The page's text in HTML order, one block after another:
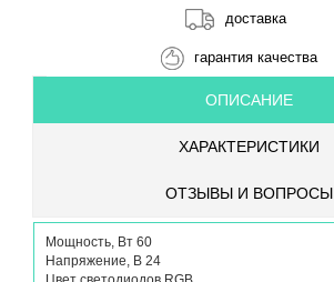
доставка
гарантия качества
ОПИСАНИЕ
ХАРАКТЕРИСТИКИ
ОТЗЫВЫ И ВОПРОСЫ
Мощность, Вт 60
Напряжение, В 24